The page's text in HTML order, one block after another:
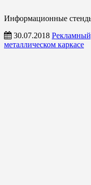
Информационные
30.07.2018
металлическом каркасе